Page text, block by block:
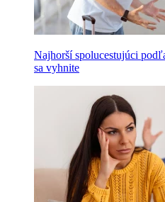
Najhorší spolucestujúci
sa vyhnite